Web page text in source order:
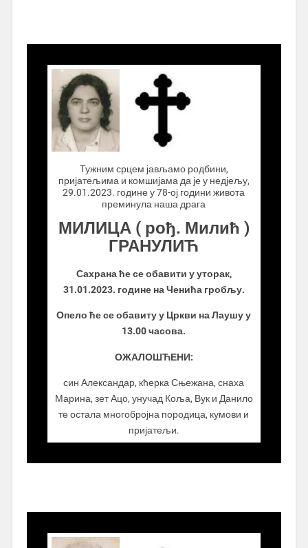
Тужним срцем јављамо родбини,
пријатељима и комшијама да је у недјељу,
29.01.2023. године у 78-ој години живота
преминула наша драга
МИЛИЦА ( рођ. Милић )
ГРАНУЛИЋ
Сахрана ће се обавити у уторак,
31.01.2023. године на Ченића гробљу.
Опело ће се обавиту у Цркви на Лаушу у
13.00 часова.
ОЖАЛОШЋЕНИ:
син Александар, кћерка Сњежана, снаха
Марина, зет Ацо, унучад Коља, Вук и Данило
те остала многобројна породица, кумови и
пријатељи.